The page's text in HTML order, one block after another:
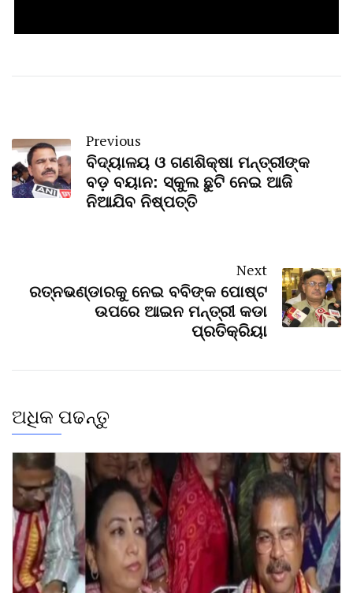
Previous
ବିଦ୍ୟାଳୟ ଓ ଗଣଶିକ୍ଷା ମନ୍ତ୍ରୀଙ୍କ
ବଡ଼ ବୟାନ: ସ୍କୁଲ ଛୁଟି ନେଇ ଆଜି
ନିଆଯିବ ନିଷ୍ପତ୍ତି
Next
ରତ୍ନଭଣ୍ଡାରକୁ ନେଇ ବବିଙ୍କ ପୋଷ୍ଟ
ଉପରେ ଆଇନ ମନ୍ତ୍ରୀ କଡା
ପ୍ରତିକ୍ରିୟା
ଅଧିକ ପଢନ୍ତୁ